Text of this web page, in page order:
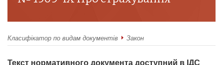
Класифікатор по видам документів Закон
Текст нормативного документа доступний в ІДС